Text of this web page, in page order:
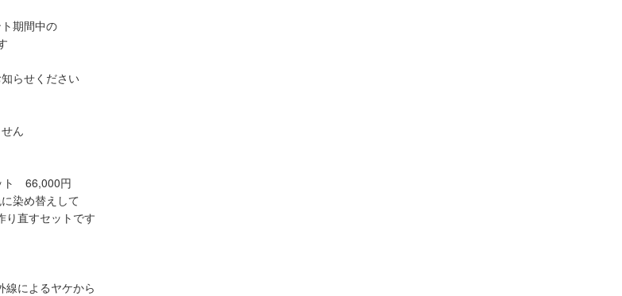
期間中の
らせください
ん
ト 66,000円
染め替えして
直すセットです
によるヤケから